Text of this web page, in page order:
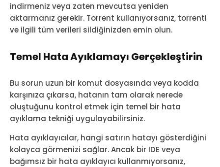
indirmeniz veya zaten mevcutsa yeniden
aktarmanız gerekir. Torrent kullanıyorsanız, torrenti
ve ilgili tüm verileri sildiğinizden emin olun.
Temel Hata Ayıklamayı Gerçekleştirin
Bu sorun uzun bir komut dosyasında veya kodda
karşınıza çıkarsa, hatanın tam olarak nerede
oluştuğunu kontrol etmek için temel bir hata
ayıklama tekniği uygulayabilirsiniz.
Hata ayıklayıcılar, hangi satırın hatayı gösterdiğini
kolayca görmenizi sağlar. Ancak bir IDE veya
bağımsız bir hata ayıklayıcı kullanmıyorsanız,